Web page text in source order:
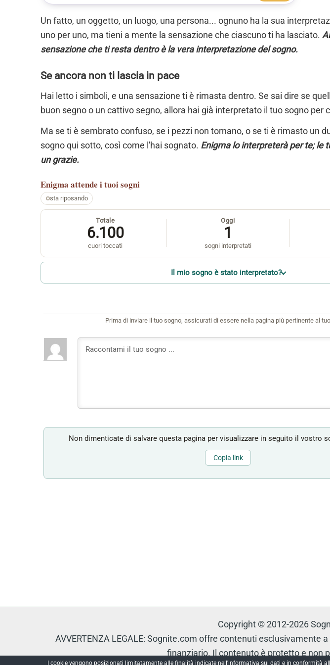
Un fatto, un oggetto, un luogo, una persona... ognuno ha la sua
uno per uno, ma tieni a mente la sensazione che ciascuno ti ha lasciato.
sensazione che ti resta dentro è la vera interpretazione del sogno.
Se ancora non ti lascia in pace
Hai letto i simboli, e una sensazione ti è rimasta dentro. Se sai dire se
buon segno o un cattivo segno, allora hai già interpretato il tuo sogno per
Ma se ti è sembrato confuso, se i pezzi non tornano, o se ti è rimasto un
sogno qui sotto, così come l'hai sognato. Enigma lo interpreterà per te; le
un grazie.
Enigma attende i tuoi sogni
sta riposando
Totale
6.100
cuori toccati
Oggi
1
sogni interpretati
Il mio sogno è stato interpretato?
Prima di inviare il tuo sogno, assicurati di essere nella pagina più pertinente al
Non dimenticate di salvare questa pagina per visualizzare in seguito il vostro
Copia link
Copyright © 2012-2026
AVVERTENZA LEGALE: Sognite.com offre contenuti
finanziario. Il contenuto è protetto e non
I cookie vengono posizionati limitatamente alle finalità indicate nell'informativa sui dati e in conformità